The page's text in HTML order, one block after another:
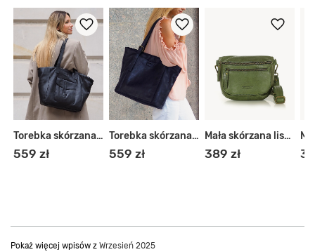
Torebka skórzana miejski shopper
559 zł
Torebka skórzana shopper
559 zł
Mała skórzana listonoszka damska
389 zł
Pokaż więcej wpisów z Wrzesień 2025